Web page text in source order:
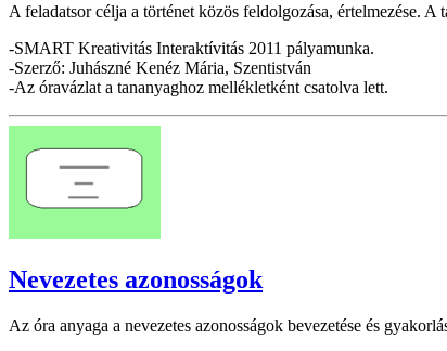
A feladatsor célja a történet közös feldolgozása, értelmezése. A
-SMART Kreativitás Interaktívitás 2011 pályamunka.
-Szerző: Juhászné Kenéz Mária, Szentistván
-Az óravázlat a tananyaghoz mellékletként csatolva lett.
Nevezetes azonosságok
Az óra anyaga a nevezetes azonosságok bevezetése és